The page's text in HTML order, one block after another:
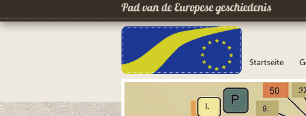
Pad van de Europese geschiedenis
Startseite